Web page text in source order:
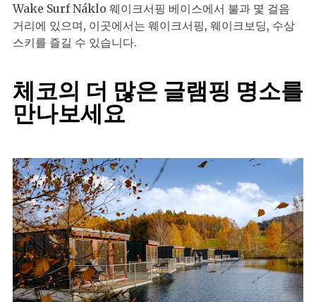
Wake Surf Náklo 웨이크서핑 베이스에서 불과 몇 걸음
거리에 있으며, 이곳에서는 웨이크서핑, 웨이크보딩, 수상
스키를 즐길 수 있습니다.
체코의 더 많은 글램핑 명소를
만나보세요